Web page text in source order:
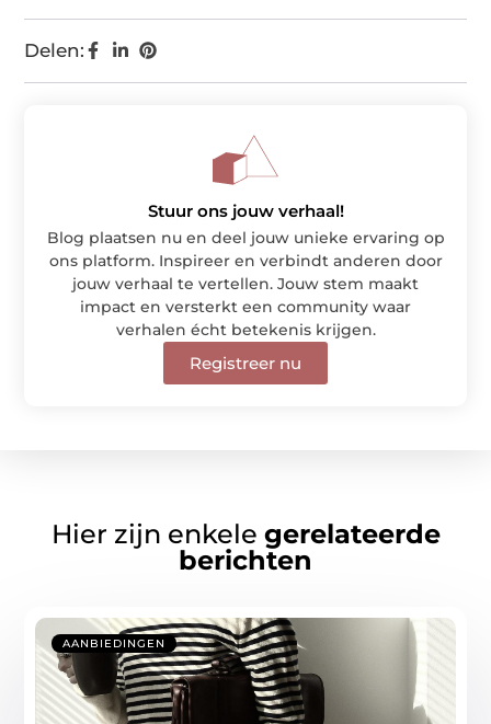
Delen:
Stuur ons jouw verhaal!
Blog plaatsen nu en deel jouw unieke ervaring op
ons platform. Inspireer en verbindt anderen door
jouw verhaal te vertellen. Jouw stem maakt
impact en versterkt een community waar
verhalen écht betekenis krijgen.
Registreer nu
Hier zijn enkele gerelateerde
berichten
AANBIEDINGEN